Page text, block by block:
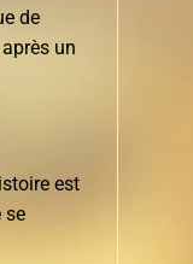
de
un
est
se